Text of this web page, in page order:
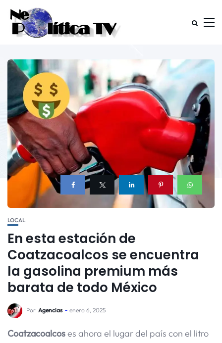
LOCAL
En esta estación de
Coatzacoalcos se encuentra
la gasolina premium más
barata de todo México
Por Agencias enero 6, 2025
Coatzacoalcoses ahora el lugar del país con el litro